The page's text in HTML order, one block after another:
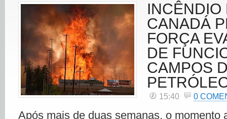
INCÊNDIO
CANADÁ
FORÇA
DE
CAMPOS
15:40 0
Após mais de duas semanas, o momento